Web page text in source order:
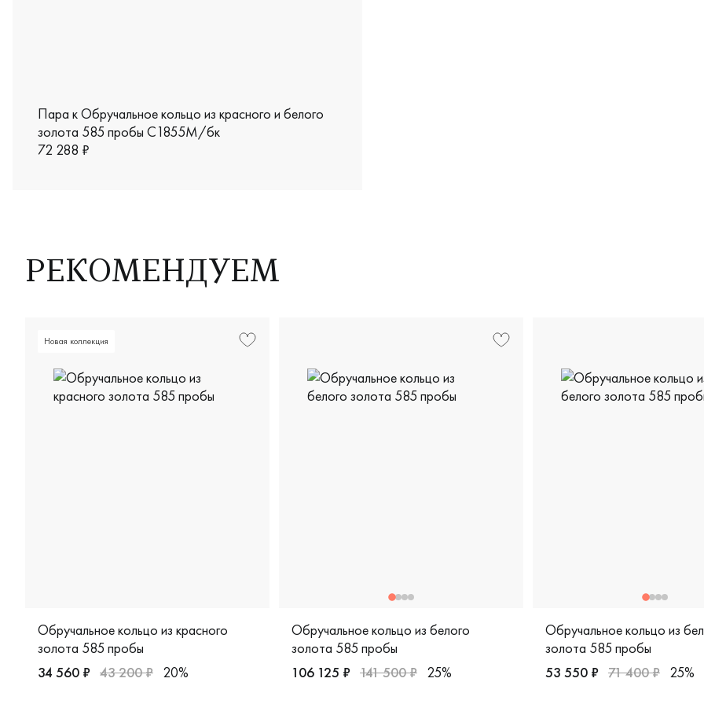
Пара к Обручальное кольцо из красного и белого
золота 585 пробы С1855М/бк
72 288 ₽
РЕКОМЕНДУЕМ
Новая коллекция
Обручальное кольцо из красного
золота 585 пробы
34 560 ₽ 43 200 ₽ 20%
Обручальное кольцо из белого
золота 585 пробы
106 125 ₽ 141 500 ₽ 25%
Обручальное кольцо из
золота 585 пробы
53 550 ₽ 71 400 ₽ 25%